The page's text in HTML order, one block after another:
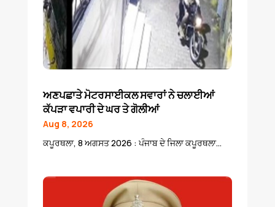
ਅਣਪਛਾਤੇ ਮੋਟਰਸਾਈਕਲ ਸਵਾਰਾਂ ਨੇ ਚਲਾਈਆਂ
ਕੱਪੜਾ ਵਪਾਰੀ ਦੇ ਘਰ ਤੇ ਗੋਲੀਆਂ
Aug 8, 2026
ਕਪੂਰਥਲਾ, 8 ਅਗਸਤ 2026 : ਪੰਜਾਬ ਦੇ ਜਿਲਾ ਕਪੂਰਥਲਾ...